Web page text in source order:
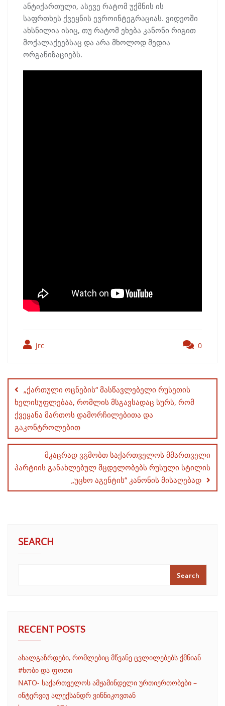
ანტიქართული, ასევე რატომ უქმნის ის
საფრთხეს ქვეყნის ევროინტეგრაციას. ვიდეოში
ახსნილია ისიც, თუ რატომ ეხება კანონი რიგით
მოქალაქეებსაც და არა მხოლოდ მედია
ორგანიზაციებს.
jrc 0
navigation
„ქართული ოცნების“ მასწავლებელი რუსეთის
ხელისუფლებაა, რომლის მსგავსადაც სურს, რომ
ქვეყანა მართოს დამორჩილებითა და
გაკონტროლებით
მკაცრად ვგმობთ საქართველოს მმართველი
პარტიის განახლებულ მცდელობებს რუსული სტილის
„უცხო აგენტის“ კანონის მისაღებად
SEARCH
Search
RECENT POSTS
ახალგაზრდები, რომლებიც მწვანე ცვლილებებს ქმნიან
#ხობი და ფოთი
NATO- საქართველოს ამჟამინდელი ურთიერთობები –
ინტერვიუ ალექსანდრ ვინნიკოვთან